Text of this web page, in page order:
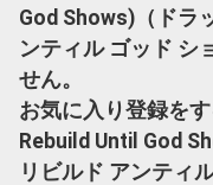
God Shows)（ドラ
ンティル ゴッド シ
せん。
お気に入り登録を
Rebuild Until God
リビルド アンティ